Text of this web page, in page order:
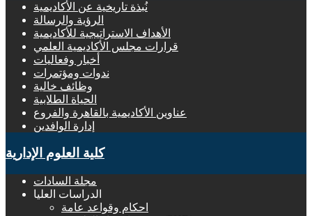
نُبذة تاريخية عن الأكاديمية
الرؤية والرسالة
الأهداف الاستراتيجية للأكاديمية
قرارات مجلس الأكاديمية العلمي
أخبار وفعاليات
ندوات ومؤتمرات
وظائف خالية
الحياة الطلابية
عناوين الأكاديمية بالقاهرة والفروع
إدارة الوافدين
كلية العلوم الإدارية
مجلة السادات
الدراسات العليا
احكام وقواعد عامة